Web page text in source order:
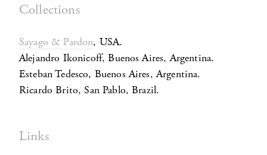
Collections
Sayago & Pardon, USA.
Alejandro Ikonicoff, Buenos Aires, Argentina.
Esteban Tedesco, Buenos Aires, Argentina.
Ricardo Brito, San Pablo, Brazil.
Links